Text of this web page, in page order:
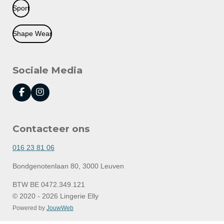
Sport
Shape Wear
Sociale Media
F
a
b
o
k
I
n
a
r
a
Contacteer ons
016 23 81 06
Bondgenotenlaan 80, 3000 Leuven
BTW BE 0472.349.121
© 2020 - 2026 Lingerie Elly
Powered by JouwWeb